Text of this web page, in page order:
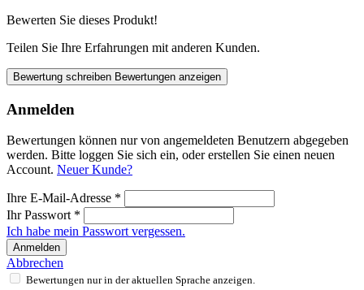
Bewerten Sie dieses Produkt!
Teilen Sie Ihre Erfahrungen mit anderen Kunden.
Bewertung schreiben Bewertungen anzeigen
Anmelden
Bewertungen können nur von angemeldeten Benutzern abgegeben
werden. Bitte loggen Sie sich ein, oder erstellen Sie einen neuen
Account. Neuer Kunde?
Ihre E-Mail-Adresse *
Ihr Passwort *
Ich habe mein Passwort vergessen.
Anmelden
Abbrechen
Bewertungen nur in der aktuellen Sprache anzeigen.